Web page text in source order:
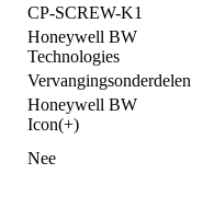
CP-SCREW-K1
Honeywell BW
Technologies
Vervangingsonderdelen
Honeywell BW
Icon(+)
Nee